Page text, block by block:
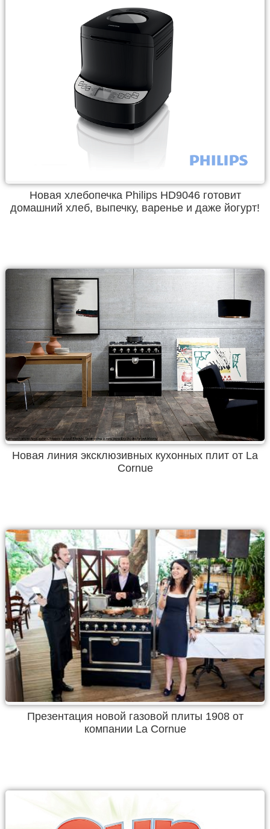
Новая хлебопечка Philips HD9046 готовит
домашний хлеб, выпечку, варенье и даже йогурт!
Новая линия эксклюзивных кухонных плит от La
Cornue
Презентация новой газовой плиты 1908 от
компании La Cornue